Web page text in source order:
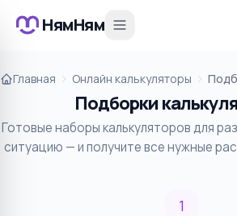
НямНям
Главная Онлайн калькуляторы
Подборки
Готовые наборы калькуляторов для
ситуацию — и получите все нужные
1